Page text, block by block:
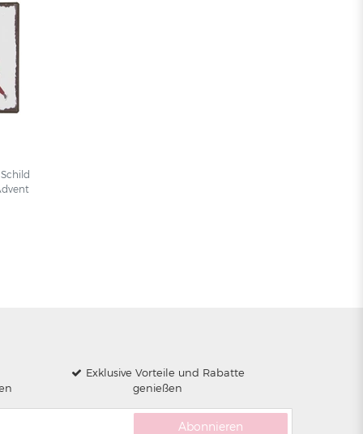
Exklusive Vorteile und Rabatte
genießen
Abonnieren